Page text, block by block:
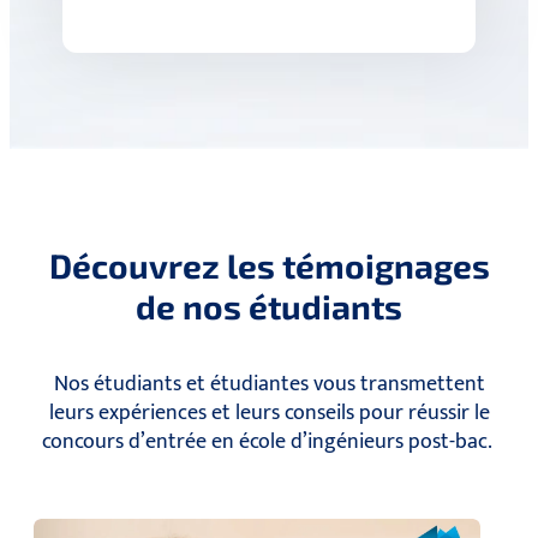
Découvrez les témoignages
de nos étudiants
Nos étudiants et étudiantes vous transmettent
leurs expériences et leurs conseils pour réussir le
concours d’entrée en école d’ingénieurs post-bac.